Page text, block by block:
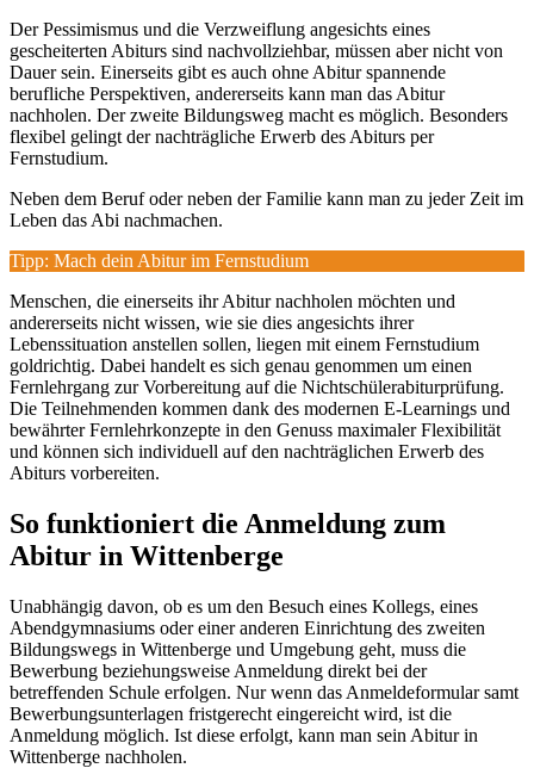
Der Pessimismus und die Verzweiflung angesichts eines
gescheiterten Abiturs sind nachvollziehbar, müssen aber nicht von
Dauer sein. Einerseits gibt es auch ohne Abitur spannende
berufliche Perspektiven, andererseits kann man das Abitur
nachholen. Der zweite Bildungsweg macht es möglich. Besonders
flexibel gelingt der nachträgliche Erwerb des Abiturs per
Fernstudium.
Neben dem Beruf oder neben der Familie kann man zu jeder Zeit im
Leben das Abi nachmachen.
Tipp: Mach dein Abitur im Fernstudium
Menschen, die einerseits ihr Abitur nachholen möchten und
andererseits nicht wissen, wie sie dies angesichts ihrer
Lebenssituation anstellen sollen, liegen mit einem Fernstudium
goldrichtig. Dabei handelt es sich genau genommen um einen
Fernlehrgang zur Vorbereitung auf die Nichtschülerabiturprüfung.
Die Teilnehmenden kommen dank des modernen E-Learnings und
bewährter Fernlehrkonzepte in den Genuss maximaler Flexibilität
und können sich individuell auf den nachträglichen Erwerb des
Abiturs vorbereiten.
So funktioniert die Anmeldung zum
Abitur in Wittenberge
Unabhängig davon, ob es um den Besuch eines Kollegs, eines
Abendgymnasiums oder einer anderen Einrichtung des zweiten
Bildungswegs in Wittenberge und Umgebung geht, muss die
Bewerbung beziehungsweise Anmeldung direkt bei der
betreffenden Schule erfolgen. Nur wenn das Anmeldeformular samt
Bewerbungsunterlagen fristgerecht eingereicht wird, ist die
Anmeldung möglich. Ist diese erfolgt, kann man sein Abitur in
Wittenberge nachholen.